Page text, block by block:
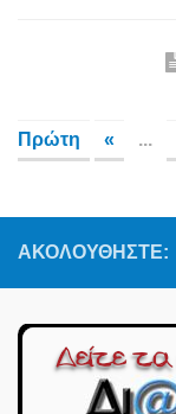
Πρώτη
« ...
ΑΚΟΛΟΥΘΉΣΤΕ: